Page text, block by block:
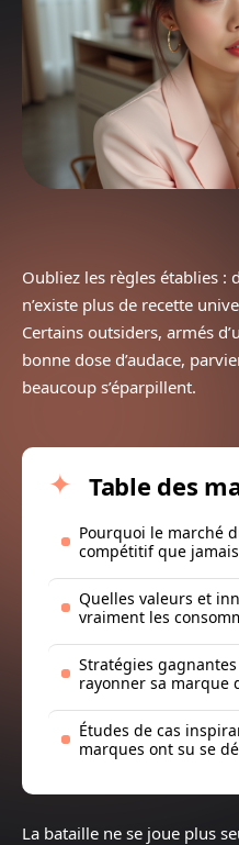
Oubliez les règles établies :
n’existe plus de recette
Certains outsiders, armés
bonne dose d’audace,
beaucoup s’éparpillent.
Table des
Pourquoi le marché
compétitif que jamais
Quelles valeurs et
vraiment les
Stratégies
rayonner sa marque
Études de cas
marques ont su se
La bataille ne se joue plus